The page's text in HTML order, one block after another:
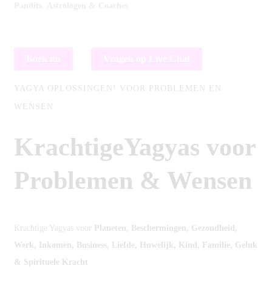
YAGYA OPLOSSINGEN! VOOR PROBLEMEN EN
WENSEN
KrachtigeYagyas voor
Problemen & Wensen
Krachtige Yagyas voor
Planeten, Beschermingen, Gezondheid,
Werk, Inkomen, Business, Liefde, Huwelijk, Kind, Familie, Geluk
& Spirituele Kracht